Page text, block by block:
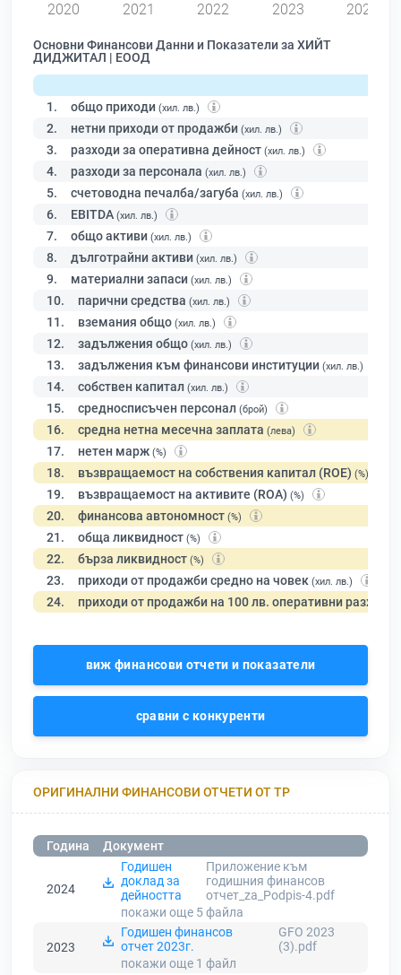
2020 2021 2022 2023 2024
Основни Финансови Данни и Показатели за ХИЙТ
ДИДЖИТАЛ | ЕООД
1. общо приходи (хил. лв.)
2. нетни приходи от продажби (хил. лв.)
3. разходи за оперативна дейност (хил. лв.)
4. разходи за персонала (хил. лв.)
5. счетоводна печалба/загуба (хил. лв.)
6. EBITDA (хил. лв.)
7. общо активи (хил. лв.)
8. дълготрайни активи (хил. лв.)
9. материални запаси (хил. лв.)
10. парични средства (хил. лв.)
11. вземания общо (хил. лв.)
12. задължения общо (хил. лв.)
13. задължения към финансови институции (хил. лв.)
14. собствен капитал (хил. лв.)
15. средносписъчен персонал (брой)
16. средна нетна месечна заплата (лева)
17. нетен марж (%)
18. възвращаемост на собствения капитал (ROE) (%)
19. възвращаемост на активите (ROA) (%)
20. финансова автономност (%)
21. обща ликвидност (%)
22. бърза ликвидност (%)
23. приходи от продажби средно на човек (хил. лв.)
24. приходи от продажби на 100 лв. оперативни разходи
виж финансови отчети и показатели
сравни с конкуренти
ОРИГИНАЛНИ ФИНАНСОВИ ОТЧЕТИ ОТ ТР
Година Документ
2024
Годишен
доклад за
дейността
Приложение към
годишния финансов
отчет_za_Podpis-4.pdf
покажи още 5файла
2023
Годишен финансов
отчет 2023г.
GFO 2023
(3).pdf
покажи още 1 файл